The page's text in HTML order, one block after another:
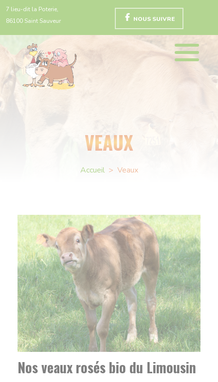
7 lieu-dit la Poterie,
86100 Saint Sauveur
NOUS SUIVRE
VEAUX
Accueil > Veaux
Nos veaux rosés bio du Limousin